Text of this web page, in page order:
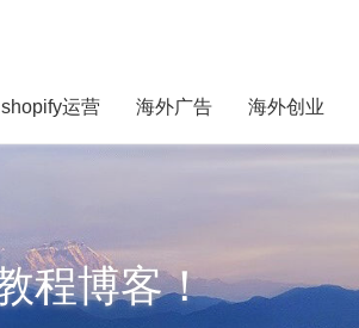
shopify运营 海外广告 海外创业
程博客！